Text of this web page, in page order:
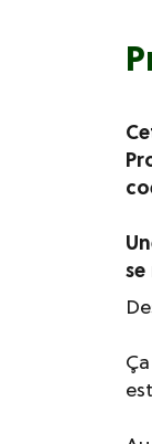
se